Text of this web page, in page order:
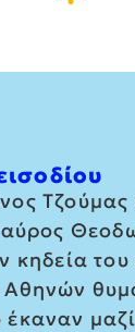
Τζούμας
κηδεία του